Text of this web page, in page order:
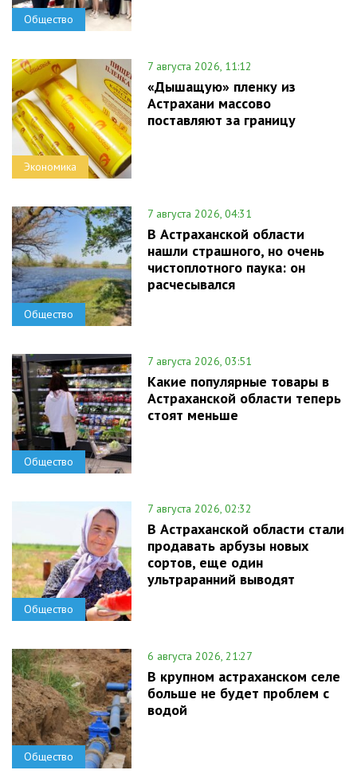
Общество
Экономика
7 августа 2026, 11:12
«Дышащую» пленку из
Астрахани массово
поставляют за границу
Общество
7 августа 2026, 04:31
В Астраханской области
нашли страшного, но очень
чистоплотного паука: он
расчесывался
Общество
7 августа 2026, 03:51
Какие популярные товары в
Астраханской области теперь
стоят меньше
Общество
7 августа 2026, 02:32
В Астраханской области стали
продавать арбузы новых
сортов, еще один
ультраранний выводят
Общество
6 августа 2026, 21:27
В крупном астраханском селе
больше не будет проблем с
водой